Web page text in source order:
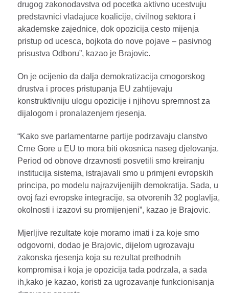
drugog zakonodavstva od pocetka aktivno ucestvuju
predstavnici vladajuce koalicije, civilnog sektora i
akademske zajednice, dok opozicija cesto mijenja
pristup od ucesca, bojkota do nove pojave – pasivnog
prisustva Odboru”, kazao je Brajovic.
On je ocijenio da dalja demokratizacija crnogorskog
drustva i proces pristupanja EU zahtijevaju
konstruktivniju ulogu opozicije i njihovu spremnost za
dijalogom i pronalazenjem rjesenja.
“Kako sve parlamentarne partije podrzavaju clanstvo
Crne Gore u EU to mora biti okosnica naseg djelovanja.
Period od obnove drzavnosti posvetili smo kreiranju
institucija sistema, istrajavali smo u primjeni evropskih
principa, po modelu najrazvijenijih demokratija. Sada, u
ovoj fazi evropske integracije, sa otvorenih 32 poglavlja,
okolnosti i izazovi su promijenjeni”, kazao je Brajovic.
Mjerljive rezultate koje moramo imati i za koje smo
odgovorni, dodao je Brajovic, dijelom ugrozavaju
zakonska rjesenja koja su rezultat prethodnih
kompromisa i koja je opozicija tada podrzala, a sada
ih,kako je kazao, koristi za ugrozavanje funkcionisanja